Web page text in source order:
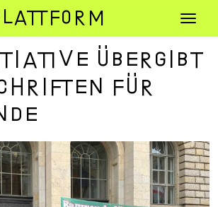
übergibt
für